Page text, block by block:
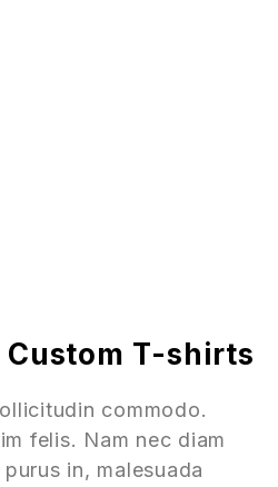
Custom T-shirts
commodo.
felis. Nam nec diam
in, malesuada